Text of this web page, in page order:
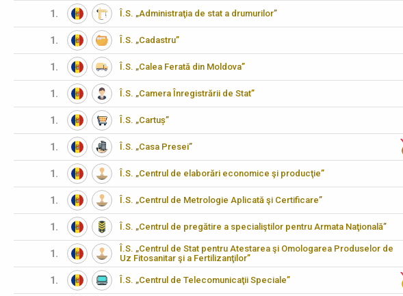
1. Î.S. „Administraţia de stat a drumurilor”
1. Î.S. „Cadastru”
1. Î.S. „Calea Ferată din Moldova”
1. Î.S. „Camera Înregistrării de Stat”
1. Î.S. „Cartuș”
1. Î.S. „Casa Presei”
1. Î.S. „Centrul de elaborări economice şi producţie”
1. Î.S. „Centrul de Metrologie Aplicată şi Certificare”
1. Î.S. „Centrul de pregătire a specialiştilor pentru Armata Naţională”
1.
Î.S. „Centrul de Stat pentru Atestarea şi Omologarea Produselor de
Uz Fitosanitar şi a Fertilizanţilor”
1. Î.S. „Centrul de Telecomunicaţii Speciale”